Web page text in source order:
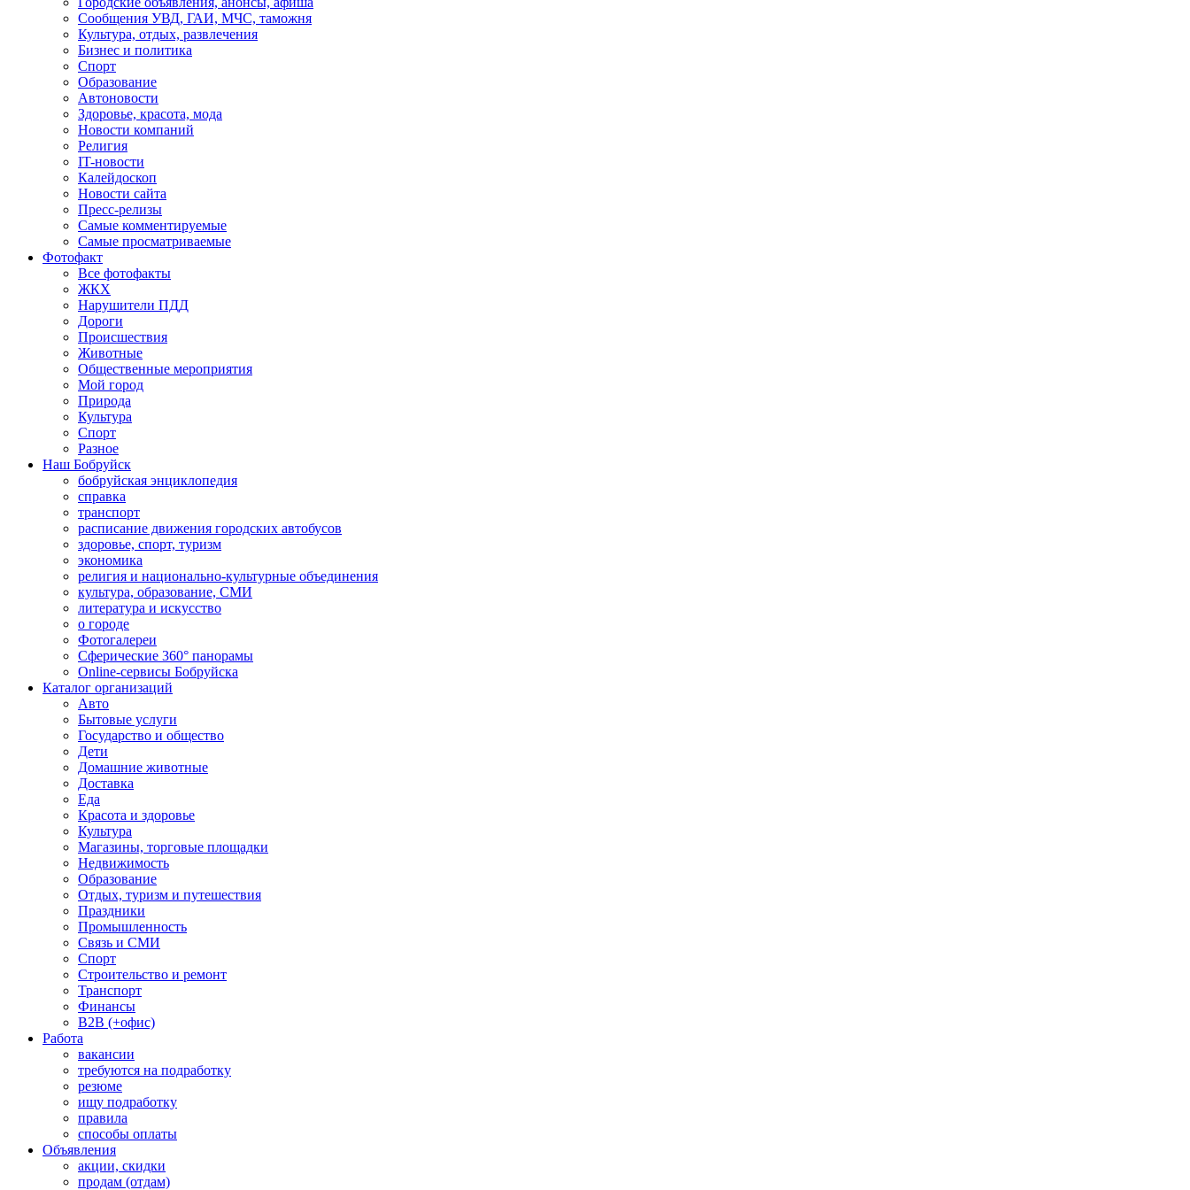
Сообщения УВД, ГАИ, МЧС, таможня
Культура, отдых, развлечения
Бизнес и политика
Спорт
Образование
Автоновости
Здоровье, красота, мода
Новости компаний
Религия
IT-новости
Калейдоскоп
Новости сайта
Пресс-релизы
Самые комментируемые
Самые просматриваемые
Фотофакт
Все фотофакты
ЖКХ
Нарушители ПДД
Дороги
Происшествия
Животные
Общественные мероприятия
Мой город
Природа
Культура
Спорт
Разное
Наш Бобруйск
бобруйская энциклопедия
справка
транспорт
расписание движения городских автобусов
здоровье, спорт, туризм
экономика
религия и национально-культурные объединения
культура, образование, СМИ
литература и искусство
о городе
Фотогалереи
Сферические 360° панорамы
Online-сервисы Бобруйска
Каталог организаций
Авто
Бытовые услуги
Государство и общество
Дети
Домашние животные
Доставка
Еда
Красота и здоровье
Культура
Магазины, торговые площадки
Недвижимость
Образование
Отдых, туризм и путешествия
Праздники
Промышленность
Связь и СМИ
Спорт
Строительство и ремонт
Транспорт
Финансы
B2B (+офис)
Работа
вакансии
требуются на подработку
резюме
ищу подработку
правила
способы оплаты
Объявления
акции, скидки
продам (отдам)